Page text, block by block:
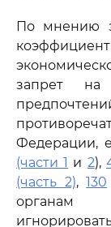
По мнению
запрет на
Федерации,
(части 1 и 2),
(часть 2),130
органам